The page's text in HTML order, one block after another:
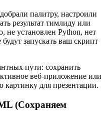
палитру, настроили
результат тимлиду или
не установлен Python, нет
запускать ваш скрипт
пути: сохранить
веб-приложение или
картинку для презентации.
(Сохраняем